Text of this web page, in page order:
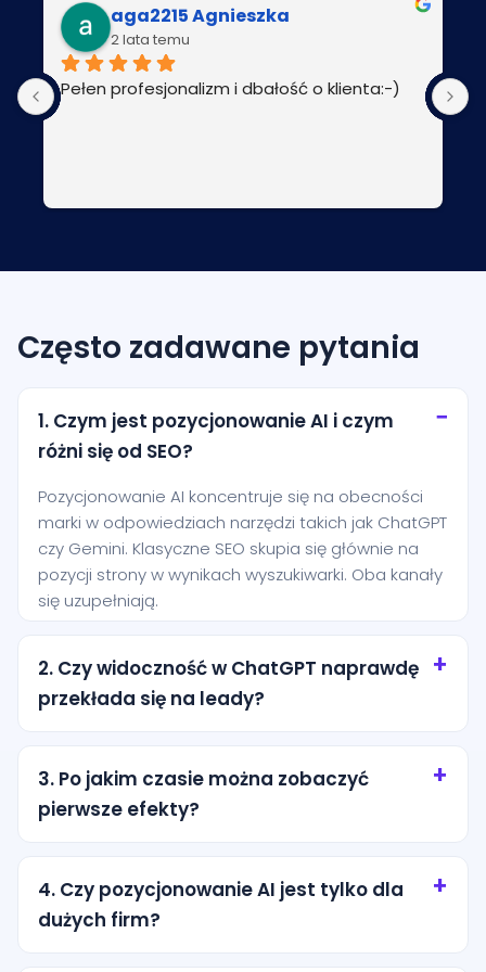
aga2215 Agnieszka
2 lata temu
Pełen profesjonalizm i dbałość o klienta:-)
Często zadawane pytania
1. Czym jest pozycjonowanie AI i czym
różni się od SEO?
Pozycjonowanie AI koncentruje się na obecności
marki w odpowiedziach narzędzi takich jak ChatGPT
czy Gemini. Klasyczne SEO skupia się głównie na
pozycji strony w wynikach wyszukiwarki. Oba kanały
się uzupełniają.
2. Czy widoczność w ChatGPT naprawdę
przekłada się na leady?
Tak, szczególnie przy zapytaniach o wysokiej
intencji. Użytkownik często pyta AI o rekomendację
konkretnej usługi i jest bliżej decyzji niż osoba, która
dopiero przegląda ogólne wyniki wyszukiwania.
3. Po jakim czasie można zobaczyć
pierwsze efekty?
Pierwsze efekty zwykle pojawiają się po kilku
tygodniach od wdrożenia podstaw. Trwalsze
rezultaty wymagają regularnej pracy nad treścią,
strukturą i autorytetem marki.
4. Czy pozycjonowanie AI jest tylko dla
dużych firm?
Nie. Dla lokalnych firm z miasta Sochaczew to